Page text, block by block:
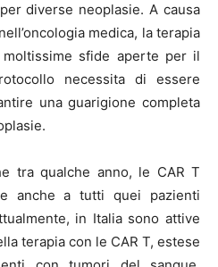
diverse neoplasie. A causa
medica, la terapia
sfide aperte per il
necessita di essere
una guarigione completa
tra qualche anno, le CAR T
anche a tutti quei pazienti
in Italia sono attive
terapia con le CAR T, estese